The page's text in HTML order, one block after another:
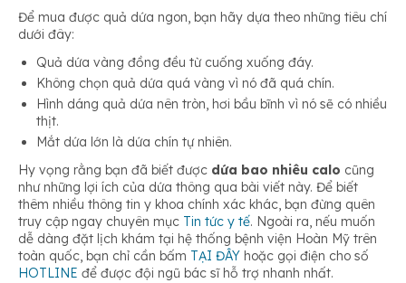
Để mua được quả dứa ngon, bạn hãy dựa theo những tiêu chí
dưới đây:
Quả dứa vàng đồng đều từ cuống xuống đáy.
Không chọn quả dứa quá vàng vì nó đã quá chín.
Hình dáng quả dứa nên tròn, hơi bầu bĩnh vì nó sẽ có nhiều
thịt.
Mắt dứa lớn là dứa chín tự nhiên.
Hy vọng rằng bạn đã biết được dứa bao nhiêu calo cũng
như những lợi ích của dứa thông qua bài viết này. Để biết
thêm nhiều thông tin y khoa chính xác khác, bạn đừng quên
truy cập ngay chuyên mục Tin tức y tế. Ngoài ra, nếu muốn
dễ dàng đặt lịch khám tại hệ thống bệnh viện Hoàn Mỹ trên
toàn quốc, bạn chỉ cần bấm TẠI ĐÂY hoặc gọi điện cho số
HOTLINE để được đội ngũ bác sĩ hỗ trợ nhanh nhất.